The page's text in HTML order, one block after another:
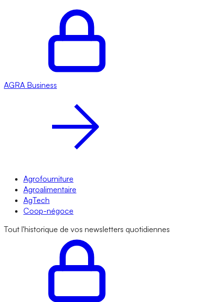
AGRA Business
Agrofourniture
Agroalimentaire
AgTech
Coop-négoce
Tout l'historique de vos newsletters quotidiennes